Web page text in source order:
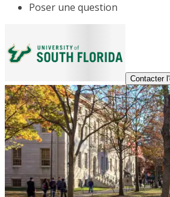
Poser une question
Contacter